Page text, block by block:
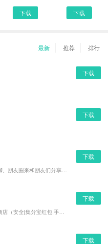
下载 下载
最新 推荐 排行
下载
下载
下载
下载
下载